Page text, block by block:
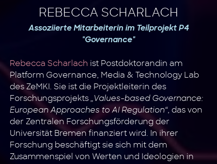
REBECCA SCHARLACH
Assoziierte Mitarbeiterin im Teilprojekt P4
"Governance"
Rebecca Scharlach ist Postdoktorandin am
Platform Governance, Media & Technology Lab
des ZeMKI. Sie ist die Projektleiterin des
Forschungsprojekts
„Values-based Governance:
European Approaches to AI Regulation“, das von
der Zentralen Forschungsförderung der
Universität Bremen finanziert wird. In ihrer
Forschung beschäftigt sie sich mit dem
Zusammenspiel von Werten und Ideologien in